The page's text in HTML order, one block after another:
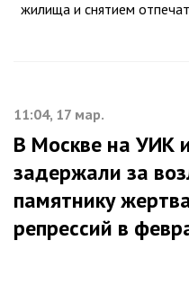
жилища и снятием
11:04, 17 мар.
В Москве на УИК
задержали за
памятнику
репрессий в